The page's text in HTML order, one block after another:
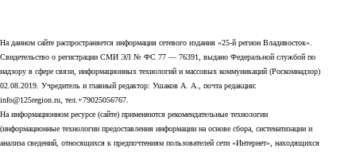
На данном сайте распространяется информация сетевого издания «25-й регион Владивосток».
Свидетельство о регистрации СМИ ЭЛ № ФС 77 — 76391, выдано Федеральной службой по
надзору в сфере связи, информационных технологий и массовых коммуникаций (Роскомнадзор)
02.08.2019. Учредитель и главный редактор: Ушаков А. А., почта редакции:
info@125region.ru, тел.+79025056767.
На информационном ресурсе (сайте) применяются рекомендательные технологии
(информационные технологии предоставления информации на основе сбора, систематизации и
анализа сведений, относящихся к предпочтениям пользователей сети «Интернет», находящихся